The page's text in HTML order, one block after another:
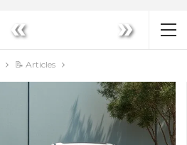
« »
📝 Articles